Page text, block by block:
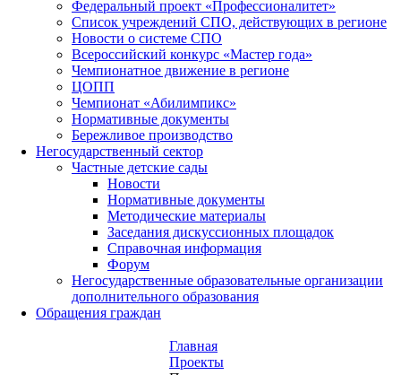
Федеральный проект «Профессионалитет»
Список учреждений СПО, действующих в регионе
Новости о системе СПО
Всероссийский конкурс «Мастер года»
Чемпионатное движение в регионе
ЦОПП
Чемпионат «Абилимпикс»
Нормативные документы
Бережливое производство
Негосударственный сектор
Частные детские сады
Новости
Нормативные документы
Методические материалы
Заседания дискуссионных площадок
Справочная информация
Форум
Негосударственные образовательные организации
дополнительного образования
Обращения граждан
Главная
Проекты